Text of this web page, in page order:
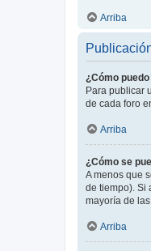
Arriba
¿Cómo
Para publicar
de cada foro
Arriba
¿Cómo se
A menos que
de tiempo). Si
mayoría de
Arriba